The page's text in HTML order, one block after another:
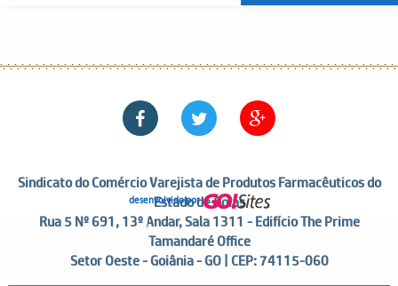
desenvolvido por
Sindicato do Comércio Varejista de Produtos Farmacêuticos do
Estado de Goiás
Rua 5 Nº 691, 13º Andar, Sala 1311 - Edifício The Prime
Tamandaré Office
Setor Oeste - Goiânia - GO | CEP: 74115-060